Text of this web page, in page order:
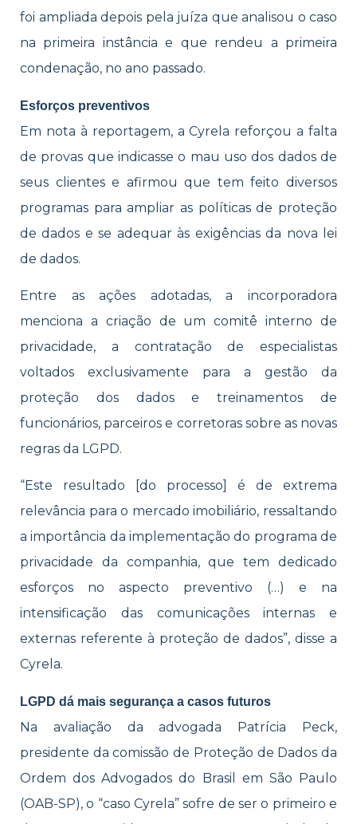
foi ampliada depois pela juíza que analisou o caso
na primeira instância e que rendeu a primeira
condenação, no ano passado.
Esforços preventivos
Em nota à reportagem, a Cyrela reforçou a falta
de provas que indicasse o mau uso dos dados de
seus clientes e afirmou que tem feito diversos
programas para ampliar as políticas de proteção
de dados e se adequar às exigências da nova lei
de dados.
Entre as ações adotadas, a incorporadora
menciona a criação de um comitê interno de
privacidade, a contratação de especialistas
voltados exclusivamente para a gestão da
proteção dos dados e treinamentos de
funcionários, parceiros e corretoras sobre as novas
regras da LGPD.
“Este resultado [do processo] é de extrema
relevância para o mercado imobiliário, ressaltando
a importância da implementação do programa de
privacidade da companhia, que tem dedicado
esforços no aspecto preventivo (…) e na
intensificação das comunicações internas e
externas referente à proteção de dados”, disse a
Cyrela.
LGPD dá mais segurança a casos futuros
Na avaliação da advogada Patrícia Peck,
presidente da comissão de Proteção de Dados da
Ordem dos Advogados do Brasil em São Paulo
(OAB-SP), o “caso Cyrela” sofre de ser o primeiro e